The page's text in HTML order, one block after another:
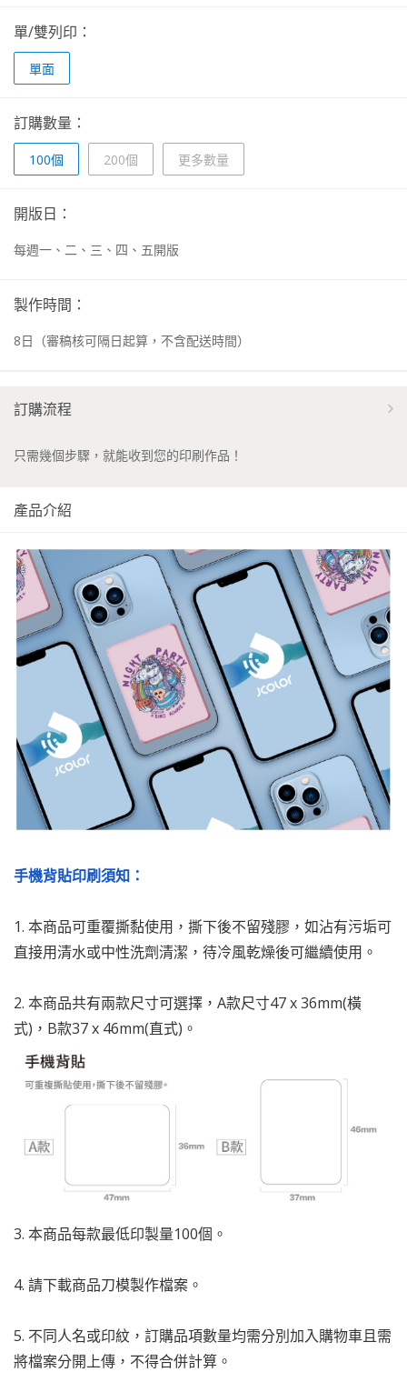
單/雙列印：
單面
訂購數量：
100個 200個 更多數量
開版日：
每週一、二、三、四、五開版
製作時間：
8日 （審稿核可隔日起算，不含配送時間）
訂購流程
只需幾個步驟，就能收到您的印刷作品！
產品介紹
手機背貼印刷須知：
1. 本商品可重覆撕黏使用，撕下後不留殘膠，如沾有污垢可
直接用清水或中性洗劑清潔，待冷風乾燥後可繼續使用。
2. 本商品共有兩款尺寸可選擇，A款尺寸47 x 36mm(橫
式)，B款37 x 46mm(直式)。
3. 本商品每款最低印製量100個。
4. 請下載商品刀模製作檔案。
5. 不同人名或印紋，訂購品項數量均需分別加入購物車且需
將檔案分開上傳，不得合併計算。